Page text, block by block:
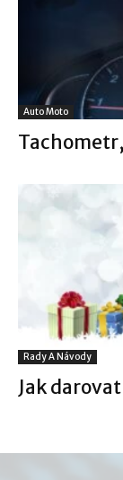
Auto Moto
Rady A Návody
Jak